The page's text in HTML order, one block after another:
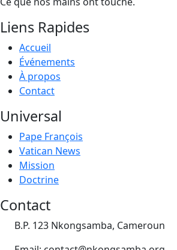
Liens Rapides
Accueil
Événements
À propos
Contact
Universal
Pape François
Vatican News
Mission
Doctrine
Contact
B.P. 123 Nkongsamba, Cameroun